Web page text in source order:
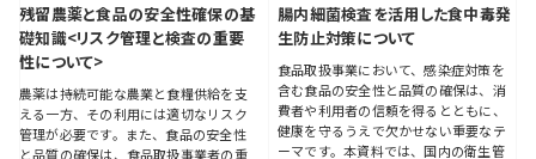
残留農薬と食品の安全性確保の基
礎知識<リスク管理と検査の重要
性について>
農薬は持続可能な農業と食糧供給を支
える一方、その利用には適切なリスク
管理が必要です。また、食品の安全性
と品質の確保は、食品取扱事業者の重
腸内細菌検査を活用した食中毒発
生防止対策について
食品取扱事業において、感染症対策を
含む食品の安全性と品質の確保は、消
費者や利用者の信頼を得るとともに、
健康を守るうえで欠かせない重要なテ
ーマです。本資料では、国内の衛生管